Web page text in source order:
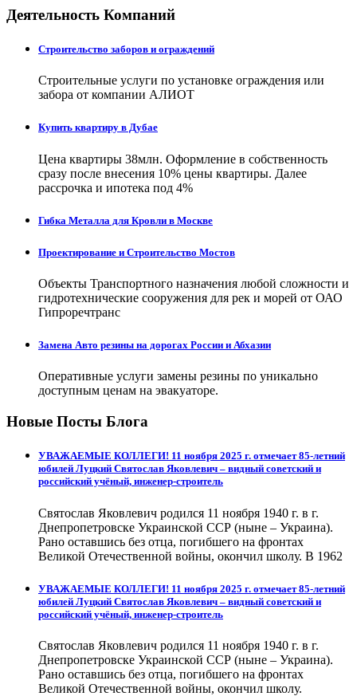
Деятельность Компаний
Строительство заборов и ограждений
Строительные услуги по установке ограждения или
забора от компании АЛИОТ
Купить квартиру в Дубае
Цена квартиры 38млн. Оформление в собственность
сразу после внесения 10% цены квартиры. Далее
рассрочка и ипотека под 4%
Гибка Металла для Кровли в Москве
Проектирование и Строительство Мостов
Объекты Транспортного назначения любой сложности и
гидротехнические сооружения для рек и морей от ОАО
Гипроречтранс
Замена Авто резины на дорогах России и Абхазии
Оперативные услуги замены резины по уникально
доступным ценам на эвакуаторе.
Новые Посты Блога
УВАЖАЕМЫЕ КОЛЛЕГИ! 11 ноября 2025 г. отмечает 85-летний
юбилей Луцкий Святослав Яковлевич – видный советский и
российский учёный, инженер-строитель
Святослав Яковлевич родился 11 ноября 1940 г. в г.
Днепропетровске Украинской ССР (ныне – Украина).
Рано оставшись без отца, погибшего на фронтах
Великой Отечественной войны, окончил школу. В 1962
УВАЖАЕМЫЕ КОЛЛЕГИ! 11 ноября 2025 г. отмечает 85-летний
юбилей Луцкий Святослав Яковлевич – видный советский и
российский учёный, инженер-строитель
Святослав Яковлевич родился 11 ноября 1940 г. в г.
Днепропетровске Украинской ССР (ныне – Украина).
Рано оставшись без отца, погибшего на фронтах
Великой Отечественной войны, окончил школу.